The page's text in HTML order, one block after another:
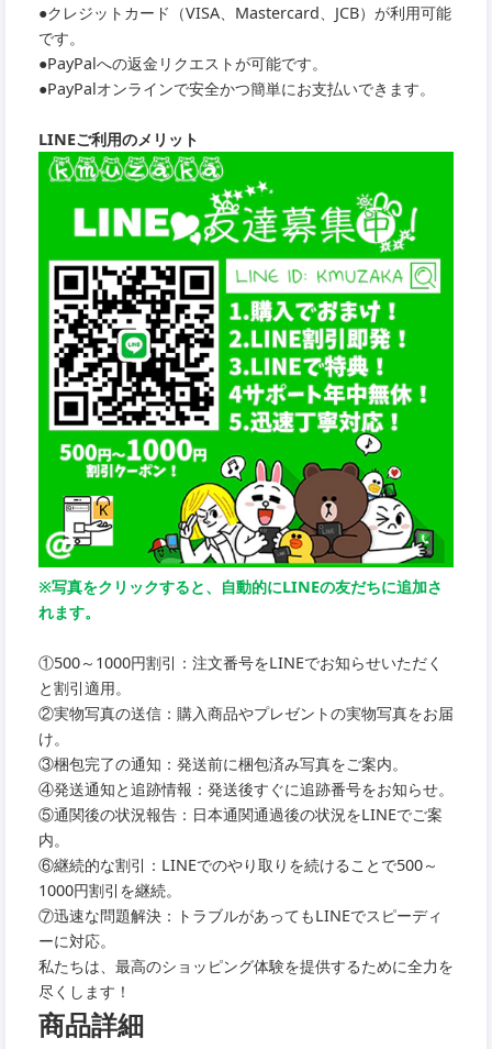
●クレジットカード（VISA、Mastercard、JCB）が利用可能
です。
●PayPalへの返金リクエストが可能です。
●PayPalオンラインで安全かつ簡単にお支払いできます。
LINEご利用のメリット
※写真をクリックすると、自動的にLINEの友だちに追加さ
れます。
①500～1000円割引：注文番号をLINEでお知らせいただく
と割引適用。
②実物写真の送信：購入商品やプレゼントの実物写真をお届
け。
③梱包完了の通知：発送前に梱包済み写真をご案内。
④発送通知と追跡情報：発送後すぐに追跡番号をお知らせ。
⑤通関後の状況報告：日本通関通過後の状況をLINEでご案
内。
⑥継続的な割引：LINEでのやり取りを続けることで500～
1000円割引を継続。
⑦迅速な問題解決：トラブルがあってもLINEでスピーディ
ーに対応。
私たちは、最高のショッピング体験を提供するために全力を
尽くします！
商品詳細